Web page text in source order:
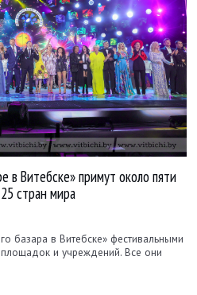
в Витебске» примут около пяти
стран мира
базара в Витебске» фестивальными
и учреждений. Все они